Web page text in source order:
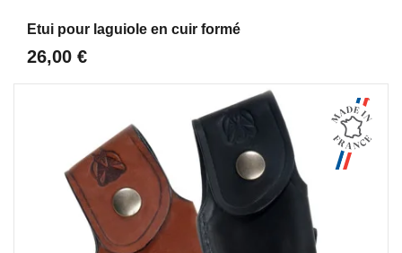
Etui pour laguiole en cuir formé
26,00 €